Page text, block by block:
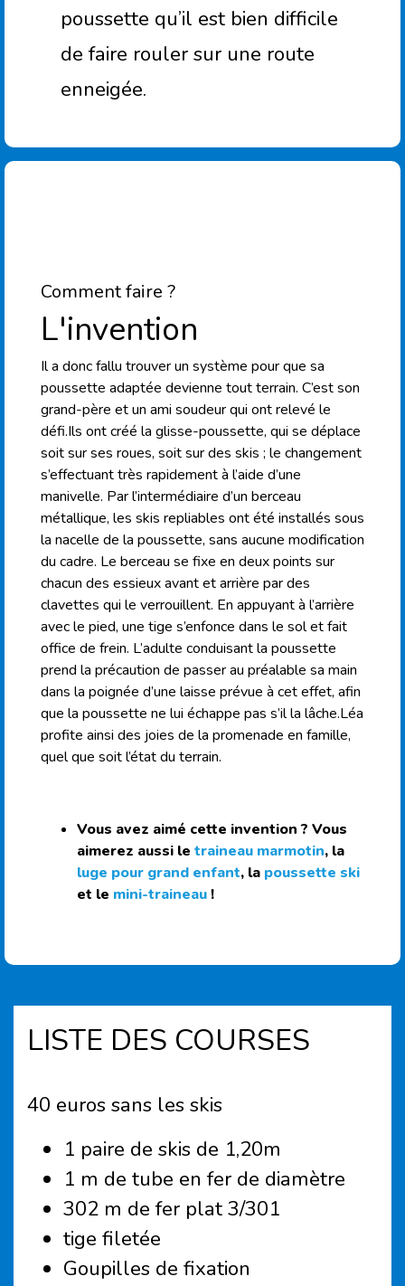
poussette qu’il est bien difficile
de faire rouler sur une route
enneigée.
Comment faire ?
L'invention
Il a donc fallu trouver un système pour que sa
poussette adaptée devienne tout terrain. C’est son
grand-père et un ami soudeur qui ont relevé le
défi.Ils ont créé la glisse-poussette, qui se déplace
soit sur ses roues, soit sur des skis ; le changement
s’effectuant très rapidement à l’aide d’une
manivelle. Par l’intermédiaire d’un berceau
métallique, les skis repliables ont été installés sous
la nacelle de la poussette, sans aucune modification
du cadre. Le berceau se fixe en deux points sur
chacun des essieux avant et arrière par des
clavettes qui le verrouillent. En appuyant à l’arrière
avec le pied, une tige s’enfonce dans le sol et fait
office de frein. L’adulte conduisant la poussette
prend la précaution de passer au préalable sa main
dans la poignée d’une laisse prévue à cet effet, afin
que la poussette ne lui échappe pas s’il la lâche.Léa
profite ainsi des joies de la promenade en famille,
quel que soit l’état du terrain.
Vous avez aimé cette invention ? Vous
aimerez aussi le traineau marmotin, la
luge pour grand enfant, la poussette ski
et le mini-traineau!
LISTE DES COURSES
40 euros sans les skis
1 paire de skis de 1,20m
1 m de tube en fer de diamètre
302 m de fer plat 3/301
tige filetée
Goupilles de fixation